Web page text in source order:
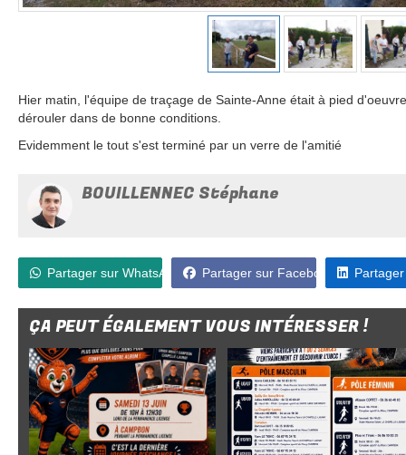
Hier matin, l'équipe de traçage de Sainte-Anne était à pied
dérouler dans de bonne conditions.
Evidemment le tout s'est terminé par un verre de l'amitié
BOUILLENNEC Stéphane
Partager sur WhatsApp Partager sur Facebook
ÇA PEUT ÉGALEMENT VOUS INTÉRESSER !